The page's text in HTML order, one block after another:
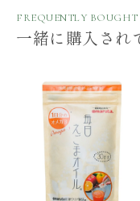
FREQUENTLY
一緒に購入され